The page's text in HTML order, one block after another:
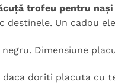
trofeu pentru nași
destinele. Un cadou
negru. Dimensiune
daca doriti placuta cu